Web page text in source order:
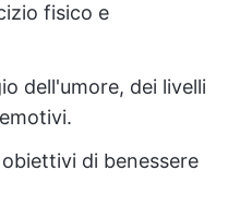
fisico e
dell'umore, dei livelli
di benessere